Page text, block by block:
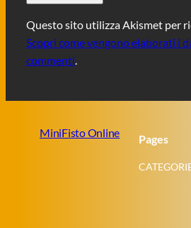
Questo sito utilizza Akismet per
Scopri come vengono elaborati i
commenti.
MiniFisto Online Pages